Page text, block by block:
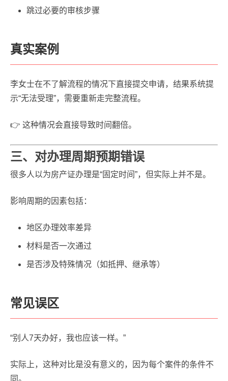
跳过必要的审核步骤
真实案例
李女士在不了解流程的情况下直接提交申请，结果系统提
示“无法受理”，需要重新走完整流程。
👉 这种情况会直接导致时间翻倍。
三、对办理周期预期错误
很多人以为房产证办理是“固定时间”，但实际上并不是。
影响周期的因素包括：
地区办理效率差异
材料是否一次通过
是否涉及特殊情况（如抵押、继承等）
常见误区
“别人7天办好，我也应该一样。”
实际上，这种对比是没有意义的，因为每个案件的条件不
同。